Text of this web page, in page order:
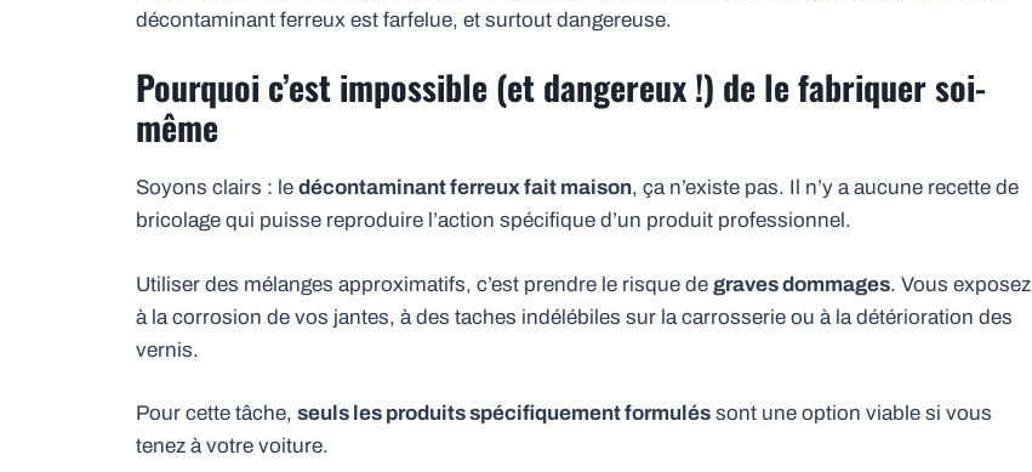
décontaminant ferreux est farfelue, et surtout dangereuse.
Pourquoi c’est impossible (et dangereux !) de le fabriquer soi-
même
Soyons clairs : le décontaminant ferreux fait maison, ça n’existe pas. Il n’y a aucune recette de
bricolage qui puisse reproduire l’action spécifique d’un produit professionnel.
Utiliser des mélanges approximatifs, c’est prendre le risque de graves dommages. Vous exposez
à la corrosion de vos jantes, à des taches indélébiles sur la carrosserie ou à la détérioration des
vernis.
Pour cette tâche, seuls les produits spécifiquement formulés sont une option viable si vous
tenez à votre voiture.